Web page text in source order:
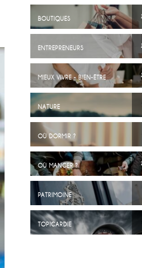
BOUTIQUES
ENTREPRENEURS
MIEUX VIVRE - BIEN-ÊTRE
NATURE
OÙ DORMIR ?
OÙ MANGER ?
PATRIMOINE
TOPICARDIE